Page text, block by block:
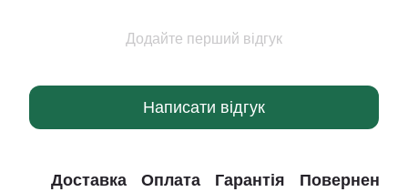
Додайте перший відгук
Написати відгук
Доставка Оплата Гарантія Повернення